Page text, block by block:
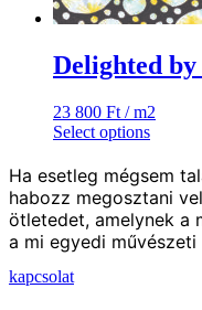
Delighted
23 800 Ft / m2
Select options
Ha esetleg mégsem
habozz megosztani
ötletedet, amelynek a
a mi egyedi művészeti
kapcsolat